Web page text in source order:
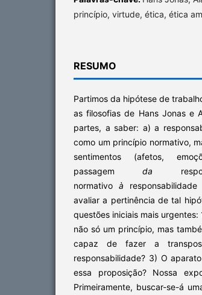
princípio, virtude, ética, ética
RESUMO
Partimos da hipótese de
as filosofias de Hans Jonas e
partes, a saber: a) a
como um princípio normativo,
sentimentos (afetos,
passagemda
normativoà
avaliar a pertinência de tal
questões iniciais mais
não só um princípio, mas
capaz de fazer a
responsabilidade? 3) O
essa proposição? Nossa
Primeiramente, buscar-se-á